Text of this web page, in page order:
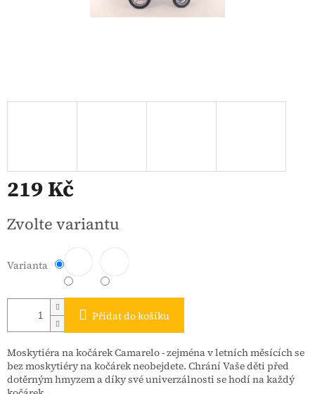
219 Kč
cena:
Zvolte variantu
Varianta
Přidat do košíku
Moskytiéra na kočárek Camarelo - zejména v letních měsících se
bez moskytiéry na kočárek neobejdete. Chrání Vaše děti před
dotěrným hmyzem a díky své univerzálnosti se hodí na každý